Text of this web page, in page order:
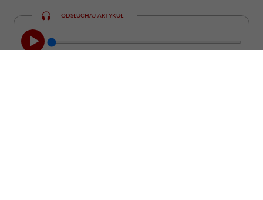
ODSŁUCHAJ ARTYKUŁ